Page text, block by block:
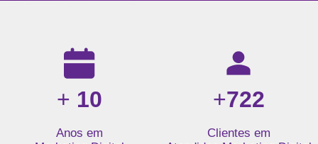
Resultados da nossa agência de marketing digital: mais
+ 10
Anos em
+722
Clientes em